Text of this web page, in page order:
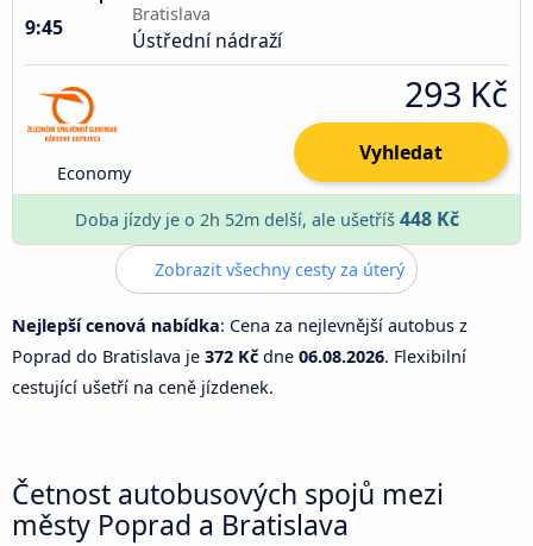
9:45
Bratislava
Ústřední nádraží
Economy
293 Kč
Vyhledat
Doba jízdy je o 2h 52m delší, ale ušetříš 448 Kč
Zobrazit všechny cesty za úterý
Nejlepší cenová nabídka: Cena za nejlevnější autobus z
Poprad do Bratislava je 372 Kč dne 06.08.2026. Flexibilní
cestující ušetří na ceně jízdenek.
Četnost autobusových spojů mezi
městy Poprad a Bratislava